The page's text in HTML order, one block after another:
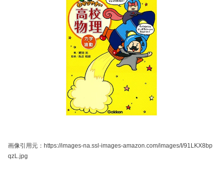
画像引用元：https://images-na.ssl-images-amazon.com/images/I/91LKX8bp
qzL.jpg